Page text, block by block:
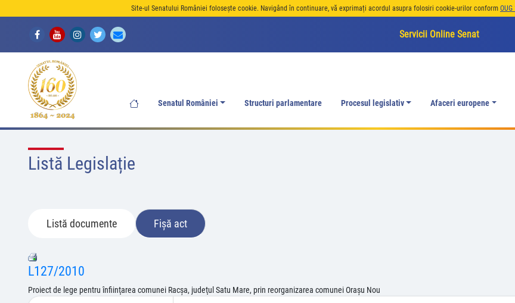
Site-ul Senatului României folosește cookie. Navigând în continuare, vă exprimați acordul asupra folosiri cookie-urilor conform
Servicii Online Senat
Senatul României Structuri parlamentare Procesul legislativ Afaceri europene
Listă Legislație
Listă documente Fișă act
L127/2010
Proiect de lege pentru înfiinţarea comunei Racşa, judeţul Satu Mare, prin reorganizarea comunei Oraşu Nou